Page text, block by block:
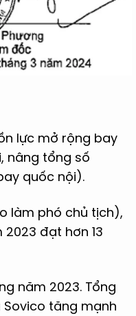
lực mở rộng bay
nâng tổng số
quốc nội).
làm phó chủ tịch),
đạt hơn 13
năm 2023. Tổng
tăng mạnh